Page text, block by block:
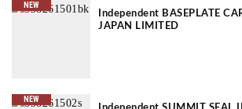
NEW
Independent BASEPLATE
JAPAN LIMITED
NEW